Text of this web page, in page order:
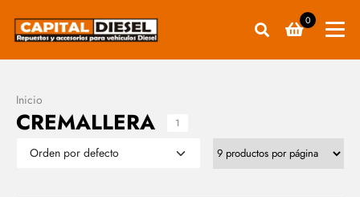
0
Inicio
CREMALLERA 1